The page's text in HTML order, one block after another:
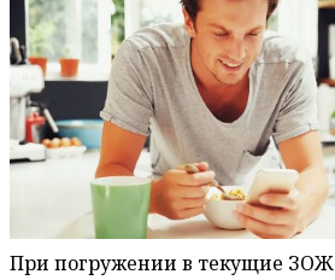
P
При погружении в текущие ЗОЖ